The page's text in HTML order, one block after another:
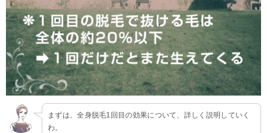
まずは、全身脱毛1回目の効果について、詳しく説明していく
わ。